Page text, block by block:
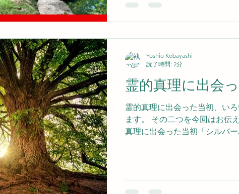
霊的真理に出会
霊的真理に出会った当初、い
ます。 その二つを今回はお伝
真理に出会った当初「シルバ
間違っていません。 しかし、
その思いが強すぎて、行動が
Yoshio Kobayashi
読了時間: 2分